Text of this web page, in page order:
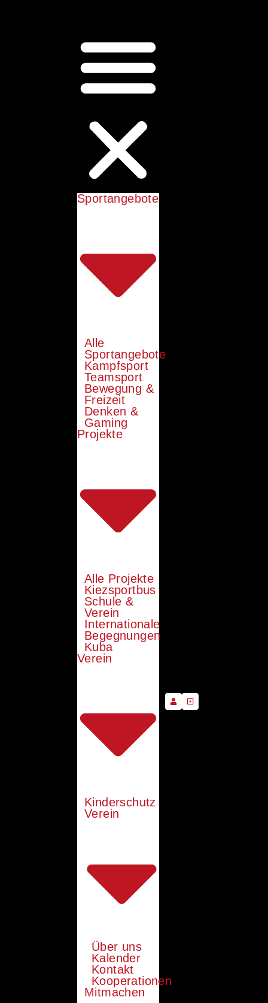
Sportangebote
Alle
Sportangebote
Kampfsport
Teamsport
Bewegung &
Freizeit
Denken &
Gaming
Projekte
Alle Projekte
Kiezsportbus
Schule &
Verein
Internationale
Begegnungen
Kuba
Verein
Kinderschutz
Verein
Über uns
Kalender
Kontakt
Kooperationen
Mitmachen